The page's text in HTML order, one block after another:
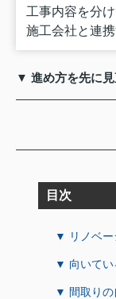
工事内容を分
施工会社と連
▼ 進め方を先に
目次
▼ リノベー
▼ 向いてい
▼ 間取りの